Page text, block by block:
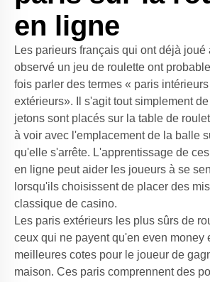
en ligne
Les parieurs français qui ont déjà joué
observé un jeu de roulette ont
fois parler des termes « paris
extérieurs». Il s'agit tout simplement
jetons sont placés sur la table de
à voir avec l'emplacement de la balle
qu'elle s'arrête. L'apprentissage de
en ligne peut aider les joueurs à se
lorsqu'ils choisissent de placer des
classique de casino.
Les paris extérieurs les plus sûrs de
ceux qui ne payent qu'en even money
meilleures cotes pour le joueur de
maison. Ces paris comprennent des